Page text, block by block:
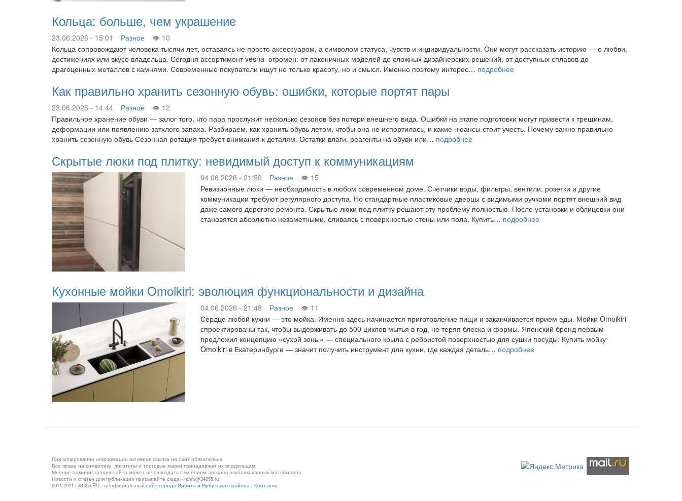
Кольца: больше, чем украшение
23.06.2026 - 15:01 Разное
10
Кольца сопровождают человека тысячи лет, оставаясь не просто аксессуаром, а символом статуса, чувств и индивидуальности. Они могут рассказать историю — о любви,
достижениях или вкусе владельца. Сегодня ассортимент vesna огромен: от лаконичных моделей до сложных дизайнерских решений, от доступных сплавов до
драгоценных металлов с камнями. Современные покупатели ищут не только красоту, но и смысл. Именно поэтому интерес… подробнее
Как правильно хранить сезонную обувь: ошибки, которые портят пары
23.06.2026 - 14:44 Разное
12
Правильное хранение обуви — залог того, что пара прослужит несколько сезонов без потери внешнего вида. Ошибки на этапе подготовки могут привести к трещинам,
деформации или появлению затхлого запаха. Разбираем, как хранить обувь летом, чтобы она не испортилась, и какие нюансы стоит учесть. Почему важно правильно
хранить сезонную обувь Сезонная ротация требует внимания к деталям. Остатки влаги, реагенты на обуви или… подробнее
Скрытые люки под плитку: невидимый доступ к коммуникациям
04.06.2026 - 21:50 Разное
15
Ревизионные люки — необходимость в любом современном доме. Счетчики воды, фильтры, вентили, розетки и другие
коммуникации требуют регулярного доступа. Но стандартные пластиковые дверцы с видимыми ручками портят внешний вид
даже самого дорогого ремонта. Скрытые люки под плитку решают эту проблему полностью. После установки и облицовки они
становятся абсолютно незаметными, сливаясь с поверхностью стены или пола. Купить… подробнее
Кухонные мойки Omoikiri: эволюция функциональности и дизайна
04.06.2026 - 21:48 Разное
11
Сердце любой кухни — это мойка. Именно здесь начинается приготовление пищи и заканчивается прием еды. Мойки Omoikiri
спроектированы так, чтобы выдерживать до 500 циклов мытья в год, не теряя блеска и формы. Японский бренд первым
предложил концепцию «сухой зоны» — специального крыла с ребристой поверхностью для сушки посуды. Купить мойку
Omoikiri в Екатеринбурге — значит получить инструмент для кухни, где каждая деталь… подробнее
При копировании информации активная ссылка на сайт обязательна
Все права на символику, логотипы и торговые марки принадлежат их владельцам
Мнение администрации сайта может не совпадать с мнением авторов опубликованных материалов
Новости и статьи для публикации присылайте сюда - news@34355.ru
2011-2021 | 34355.RU - неофициальный сайт города Ирбита и Ирбитского района | Контакты